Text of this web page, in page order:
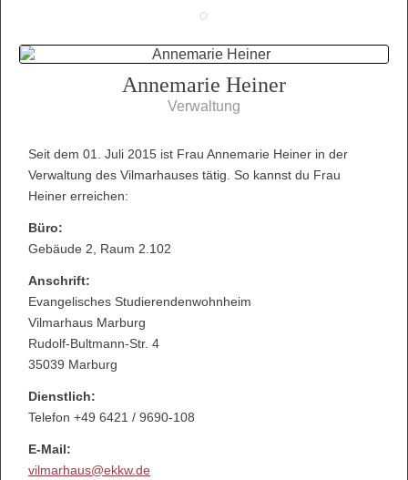
Annemarie Heiner
Verwaltung
Seit dem 01. Juli 2015 ist Frau Annemarie Heiner in der
Verwaltung des Vilmarhauses tätig. So kannst du Frau
Heiner erreichen:
Büro:
Gebäude 2, Raum 2.102
Anschrift:
Evangelisches Studierendenwohnheim
Vilmarhaus Marburg
Rudolf-Bultmann-Str. 4
35039 Marburg
Dienstlich:
Telefon +49 6421 / 9690-108
E-Mail:
vilmarhaus@ekkw.de